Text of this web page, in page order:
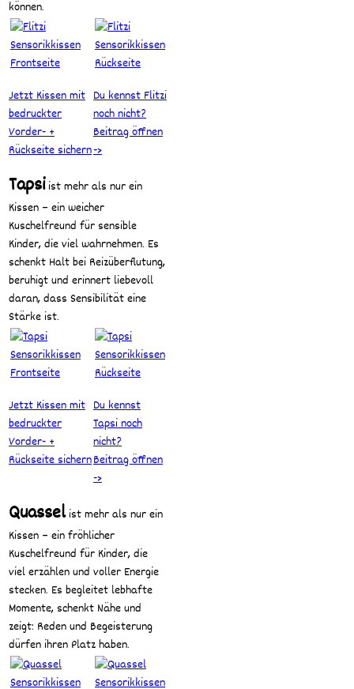
können.
Jetzt Kissen mit
bedruckter
Vorder- +
Rückseite sichern
Du kennst Flitzi
noch nicht?
Beitrag öffnen
->
Tapsiist mehr als nur ein
Kissen – ein weicher
Kuschelfreund für sensible
Kinder, die viel wahrnehmen. Es
schenkt Halt bei Reizüberflutung,
beruhigt und erinnert liebevoll
daran, dass Sensibilität eine
Stärke ist.
Jetzt Kissen mit
bedruckter
Vorder- +
Rückseite sichern
Du kennst
Tapsi noch
nicht?
Beitrag öffnen
->
Quasselist mehr als nur ein
Kissen – ein fröhlicher
Kuschelfreund für Kinder, die
viel erzählen und voller Energie
stecken. Es begleitet lebhafte
Momente, schenkt Nähe und
zeigt: Reden und Begeisterung
dürfen ihren Platz haben.